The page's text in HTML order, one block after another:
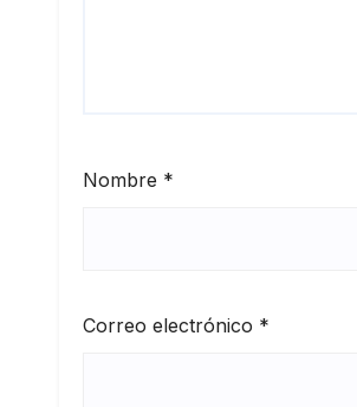
Nombre *
Correo electrónico *